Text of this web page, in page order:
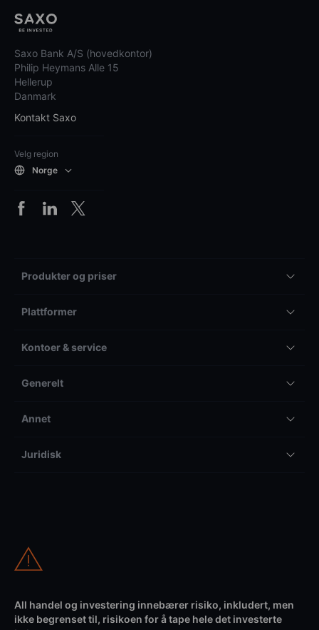
Saxo Bank A/S (hovedkontor)
Philip Heymans Alle 15
Hellerup
Danmark
Kontakt Saxo
Velg region
Norge
Produkter og priser
Plattformer
Kontoer & service
Generelt
Annet
Juridisk
All handel og investering innebærer risiko, inkludert, men
ikke begrenset til, risikoen for å tape hele det investerte